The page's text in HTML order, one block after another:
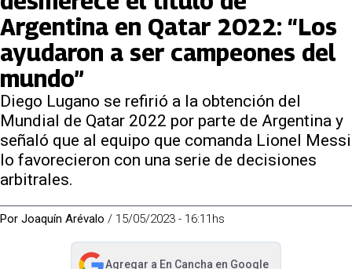
Argentina en Qatar 2022: “Los
ayudaron a ser campeones del
mundo”
Diego Lugano se refirió a la obtención del
Mundial de Qatar 2022 por parte de Argentina y
señaló que al equipo que comanda Lionel Messi
lo favorecieron con una serie de decisiones
arbitrales.
Por Joaquín Arévalo / 15/05/2023 - 16:11hs
Agregar a En Cancha en Google